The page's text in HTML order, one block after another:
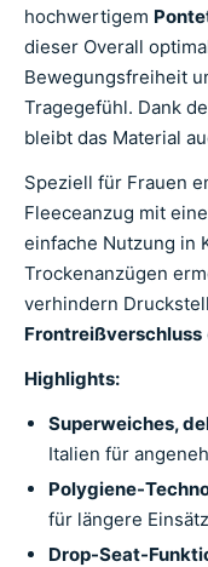
hochwertigem
dieser Overall
Bewegungsfreiheit
Tragegefühl. Dank
bleibt das Material
Speziell für Frauen
Fleeceanzug mit
einfache Nutzung in
Trockenanzügen
verhindern
Frontreißverschluss
Highlights:
Superweiches,
Italien für
Polygiene-
für längere
Drop-Seat-